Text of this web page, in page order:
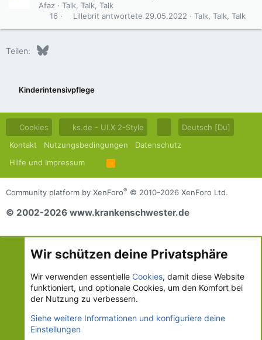
Afaz
Talk, Talk, Talk
16
Talk, Talk, Talk
29.05.2022
Lillebrit
Teilen: Bluesky
Kinderintensivpflege
Cookies ks.de - UI.X 2-Style
Deutsch [Du]
Kontakt
Nutzungsbedingungen
Datenschutz
Hilfe und Impressum
R
S
S
Community platform by XenForo® © 2010-2026 XenForo Ltd.
© 2002-2026 www.krankenschwester.de
Wir schützen deine Privatsphäre
Wir verwenden essentielle Cookies, damit diese Website
funktioniert, und optionale Cookies, um den Komfort bei
der Nutzung zu verbessern.
Siehe weitere Informationen und konfiguriere deine
Einstellungen